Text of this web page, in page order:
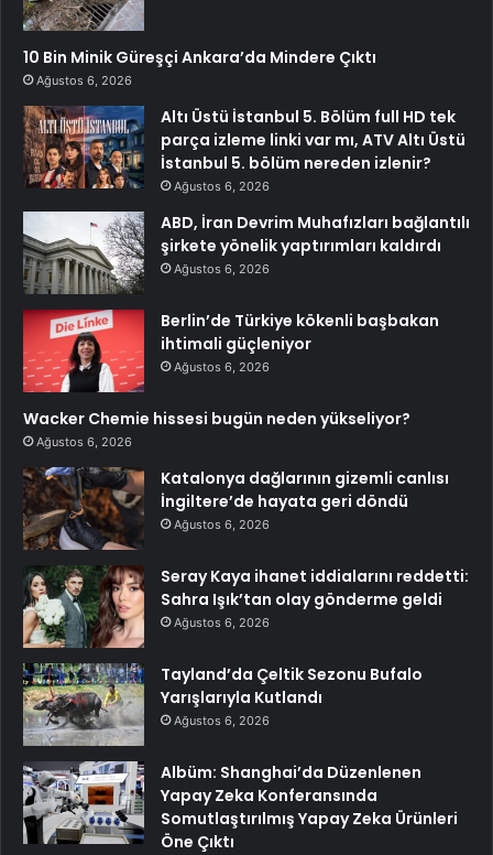
10 Bin Minik Güreşçi Ankara’da Mindere Çıktı
Ağustos 6, 2026
Altı Üstü İstanbul 5. Bölüm full HD tek
parça izleme linki var mı, ATV Altı Üstü
İstanbul 5. bölüm nereden izlenir?
Ağustos 6, 2026
ABD, İran Devrim Muhafızları bağlantılı
şirkete yönelik yaptırımları kaldırdı
Ağustos 6, 2026
Berlin’de Türkiye kökenli başbakan
ihtimali güçleniyor
Ağustos 6, 2026
Wacker Chemie hissesi bugün neden yükseliyor?
Ağustos 6, 2026
Katalonya dağlarının gizemli canlısı
İngiltere’de hayata geri döndü
Ağustos 6, 2026
Seray Kaya ihanet iddialarını reddetti:
Sahra Işık’tan olay gönderme geldi
Ağustos 6, 2026
Tayland’da Çeltik Sezonu Bufalo
Yarışlarıyla Kutlandı
Ağustos 6, 2026
Albüm: Shanghai’da Düzenlenen
Yapay Zeka Konferansında
Somutlaştırılmış Yapay Zeka Ürünleri
Öne Çıktı